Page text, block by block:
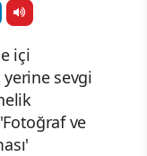
içi
sevgi
ve